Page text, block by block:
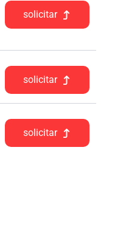
solicitar
solicitar
solicitar